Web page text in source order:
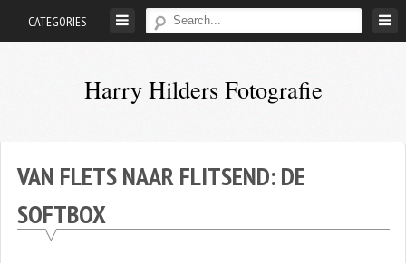
CATEGORIES
Harry Hilders Fotografie
Hilders
VAN FLETS NAAR FLITSEND: DE
SOFTBOX